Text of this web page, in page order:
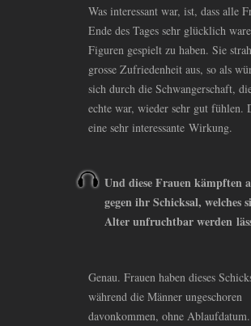
Was interessant war, ist, dass alle
Ende des Tages sehr glücklich
Figuren gespielt zu haben. Sie
grosse Zufriedenheit aus, so als
sich durch die Schwangerschaft,
echte war, wieder sehr gut fühlen.
eine sehr interessante Wirkung.
Und diese Frauen kämpften
gegen ihr Schicksal, welches
Alter unfruchtbar werden
Genau. Frauen haben dieses
während die Männer ungeschoren
davonkommen, ohne